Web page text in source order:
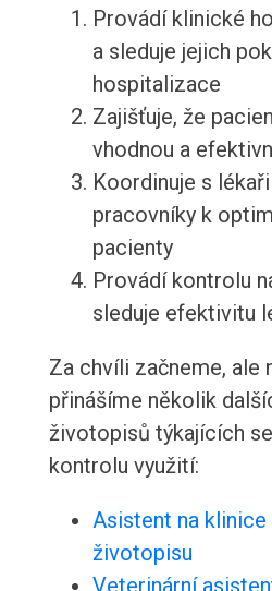
Provádí klinické
a sleduje jejich
hospitalizace
Zajišťuje, že
vhodnou a
Koordinuje s
pracovníky k
pacienty
Provádí kontrolu
sleduje efektivitu
Za chvíli začneme, ale
přinášíme několik
životopisů týkajících
kontrolu využití:
Asistent na klinice
životopisu
Veterinární